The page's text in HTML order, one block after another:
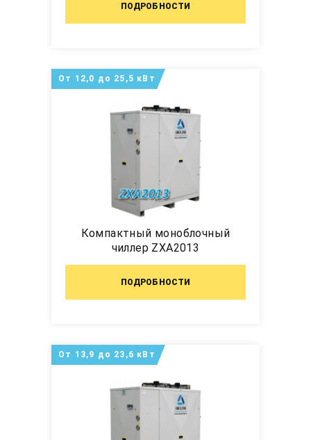
ПОДРОБНОСТИ
Компактный моноблочный
чиллер ZXA2013
ПОДРОБНОСТИ
От 12,0 до 25,5 кВт
От 13,9 до 23,6 кВт